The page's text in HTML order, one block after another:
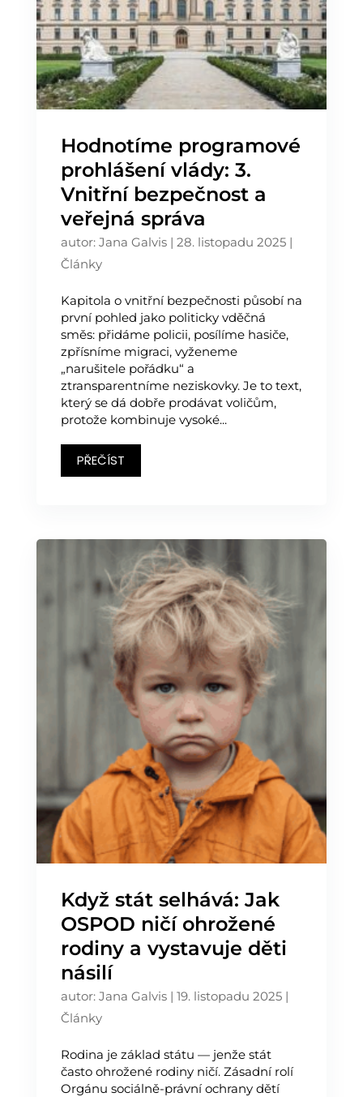
Hodnotíme programové
prohlášení vlády: 3.
Vnitřní bezpečnost a
veřejná správa
autor: Jana Galvis| 28. listopadu 2025|
Články
Kapitola o vnitřní bezpečnosti působí na
první pohled jako politicky vděčná
směs: přidáme policii, posílíme hasiče,
zpřísníme migraci, vyženeme
„narušitele pořádku“ a
ztransparentníme neziskovky. Je to text,
který se dá dobře prodávat voličům,
protože kombinuje vysoké...
PŘEČÍST
Když stát selhává: Jak
OSPOD ničí ohrožené
rodiny a vystavuje děti
násilí
autor: Jana Galvis| 19. listopadu 2025|
Články
Rodina je základ státu — jenže stát
často ohrožené rodiny ničí. Zásadní rolí
Orgánu sociálně-právní ochrany dětí